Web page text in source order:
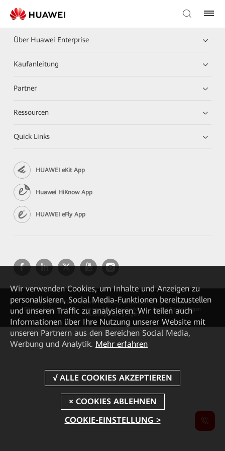
Über Huawei Enterprise
Kaufanleitung
Partner
Ressourcen
Quick Links
HUAWEI eKit App
Huawei HiKnow App
HUAWEI eFly App
Copyright © 2026 Huawei Technologies Co., Ltd. All rights reserved.
Datenschutzrichtlinie
Verwendung von Cookies
Cookie Einstellungen
Nutzungsbedingungen
Wir verwenden Cookies, um Inhalte und Anzeigen zu
personalisieren, Social Media-Funktionen bereitzustellen
und unseren Traffic zu analysieren. Wir teilen auch
Informationen über Ihre Nutzung unserer Website mit
unseren Partnern aus den Bereichen Social Media,
Werbung und Analytik. Mehr erfahren
COOKIE-EINSTELLUNG >